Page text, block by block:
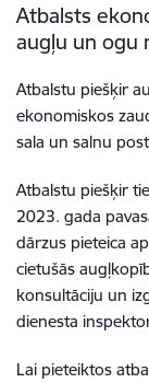
Atbalsts
augļu un ogu
Atbalstu piešķir
ekonomiskos
sala un salnu
Atbalstu piešķir
2023. gada
dārzus pieteica
cietušās
konsultāciju un
dienesta
Lai pieteiktos